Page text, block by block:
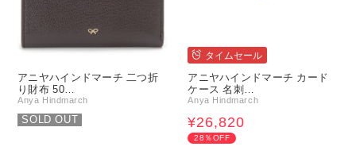
アニヤハインドマーチ 二つ折
り財布 50…
Anya Hindmarch
SOLD OUT
タイムセール
アニヤハインドマーチ カード
ケース 名刺…
Anya Hindmarch
¥26,820
28％OFF